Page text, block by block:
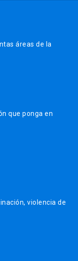
áreas de la
que ponga en
violencia de